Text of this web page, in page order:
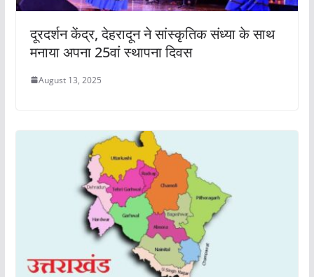
दूरदर्शन केंद्र, देहरादून ने सांस्कृतिक संध्या के साथ
मनाया अपना 25वां स्थापना दिवस
August 13, 2025